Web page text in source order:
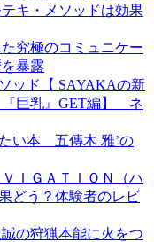
キ・メソッドは効果
究極のコミュニケー
暴露
ッド【 SAYAKAの新
『巨乳』GET編】 ネ
い本 五傳木 雅’の
ＩＧＡＴＩＯＮ（ハ
どう？体験者のレビ
の狩猟本能に火をつ